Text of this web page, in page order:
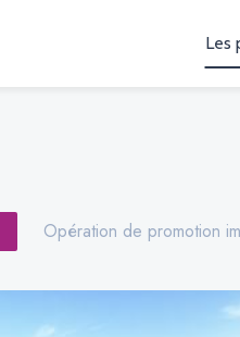
Les
Opération de promotion